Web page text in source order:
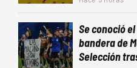
Se conoció
bandera de
Selección